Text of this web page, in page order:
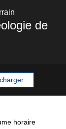
de
horaire